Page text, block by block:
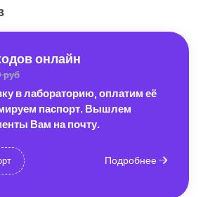
онлайн
руб
в лабораторию, оплатим её
паспорт. Вышлем
Вам на почту.
Подробнее